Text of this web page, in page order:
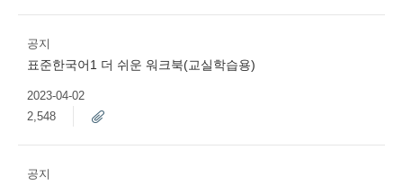
공지
표준한국어1 더 쉬운 워크북(교실학습용)
2023-04-02
2,548
공지